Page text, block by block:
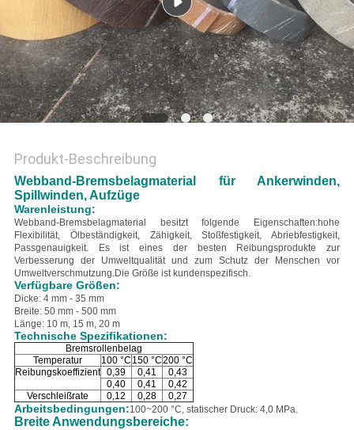
Produkt-Beschreibung
Webband-Bremsbelagmaterial für Ankerwinden,
Spillwinden, Aufzüge
Warenleistung:
Webband-Bremsbelagmaterial besitzt folgende Eigenschaften:hohe
Flexibilität, Ölbeständigkeit, Zähigkeit, Stoßfestigkeit, Abriebfestigkeit,
Passgenauigkeit. Es ist eines der besten Reibungsprodukte zur
Verbesserung der Umweltqualität und zum Schutz der Menschen vor
Umweltverschmutzung.Die Größe ist kundenspezifisch.
Verfügbare Größen:
Dicke: 4 mm - 35 mm
Breite: 50 mm - 500 mm
Länge: 10 m, 15 m, 20 m
Technische Spezifikationen:
Bremsrollenbelag
Temperatur
100 °C 150 °C200 °C
Reibungskoeffizient 0,39 0,41
0,43
0,40
0,41
0,42
Verschleißrate
0,12 0,28 0,27
Arbeitsbedingungen:100~200 °C, statischer Druck: 4,0 MPa.
Breite Anwendungsbereiche: